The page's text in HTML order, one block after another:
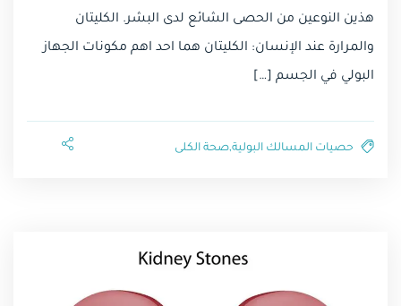
هذين النوعين من الحصى الشائع لدى البشر. الكليتان
والمرارة عند الإنسان: الكليتان هما احد اهم مكونات الجهاز
البولي في الجسم […]
حصيات المسالك البولية,صحة الكلى